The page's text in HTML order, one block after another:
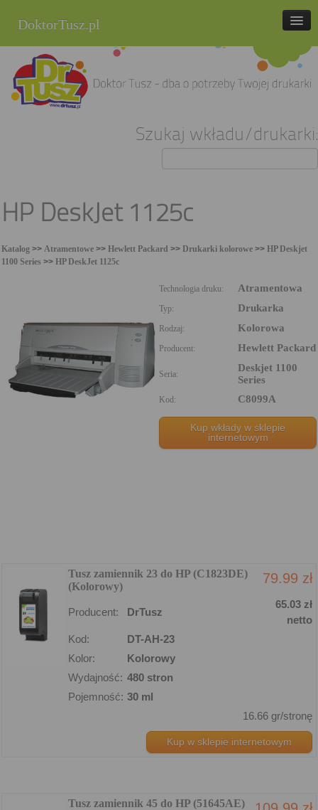
DoktorTusz.pl
tel. 857 337 337
Strona główna
Sklep internetowy
Szukaj wkładu/drukarki:
HP DeskJet 1125c
Katalog >> Atramentowe >> Hewlett Packard >> Drukarki kolorowe >> HP Deskjet
1100 Series >> HP DeskJet 1125c
Technologia druku: Atramentowa
Typ: Drukarka
Rodzaj: Kolorowa
Producent: Hewlett Packard
Seria:
Deskjet 1100
Series
Kod: C8099A
Kup wkłady w sklepie
internetowym
Tusz zamiennik 23 do HP (C1823DE)
(Kolorowy)
79.99 zł
Producent: DrTusz
65.03 zł
netto
Kod:
DT-AH-23
Kolor:
Kolorowy
Wydajność: 480 stron
Pojemność: 30 ml
16.66 gr/stronę
Kup w sklepie internetowym
Tusz zamiennik 45 do HP (51645AE)